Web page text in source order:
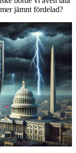
jämnt fördelad?